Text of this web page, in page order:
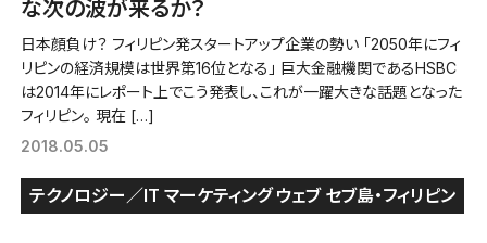
な次の波が来るか？
日本顔負け？ フィリピン発スタートアップ企業の勢い 「2050年にフィ
リピンの経済規模は世界第16位となる」 巨大金融機関であるHSBC
は2014年にレポート上でこう発表し、これが一躍大きな話題となった
フィリピン。 現在 […]
2018.05.05
テクノロジー／IT マーケティング ウェブ セブ島・フィリピン